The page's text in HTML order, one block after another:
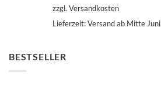
zzgl. Versandkosten
Lieferzeit:Versand ab Mitte Juni
BESTSELLER